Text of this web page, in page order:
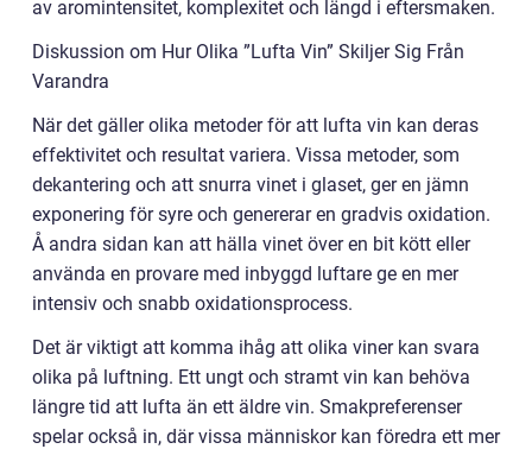
av aromintensitet, komplexitet och längd i eftersmaken.
Diskussion om Hur Olika ”Lufta Vin” Skiljer Sig Från
Varandra
När det gäller olika metoder för att lufta vin kan deras
effektivitet och resultat variera. Vissa metoder, som
dekantering och att snurra vinet i glaset, ger en jämn
exponering för syre och genererar en gradvis oxidation.
Å andra sidan kan att hälla vinet över en bit kött eller
använda en provare med inbyggd luftare ge en mer
intensiv och snabb oxidationsprocess.
Det är viktigt att komma ihåg att olika viner kan svara
olika på luftning. Ett ungt och stramt vin kan behöva
längre tid att lufta än ett äldre vin. Smakpreferenser
spelar också in, där vissa människor kan föredra ett mer